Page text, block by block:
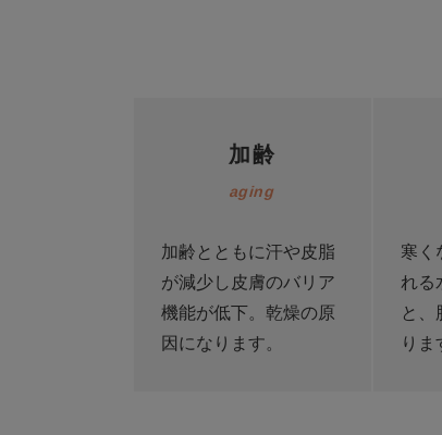
加齢
aging
加齢とともに汗や皮脂
が減少し皮膚のバリア
機能が低下。乾燥の原
因になります。
寒く
れる
と、
りま